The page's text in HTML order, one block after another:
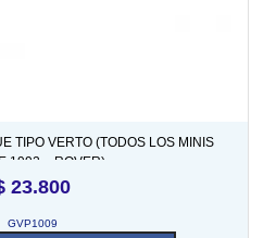
TIPO VERTO (TODOS LOS MINIS
1992 – ROVER)
23.800
GVP1009